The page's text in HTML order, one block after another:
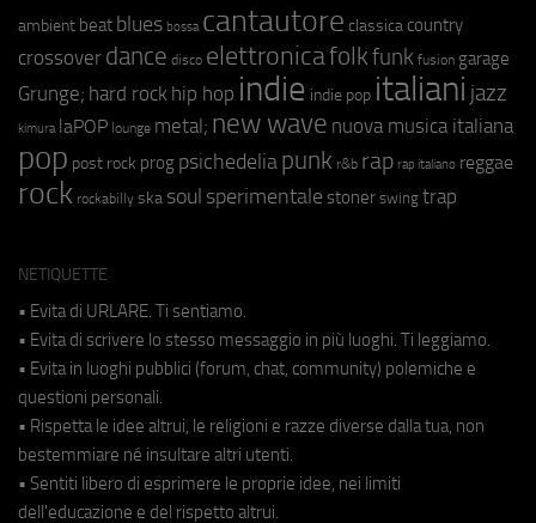
ambient beat blues bossa cantautore classica country
crossover dance disco elettronicafolkfunk fusion garage
Grunge; hard rock hip hop indie indie pop italiani jazz
kimura laPOP lounge metal; new wave nuova musica italiana
pop post rock prog psichedeliapunk r&b rap rap italiano reggae
rock rockabilly ska soul sperimentale stoner swing trap
NETIQUETTE
• Evita di URLARE. Ti sentiamo.
• Evita di scrivere lo stesso messaggio in più luoghi. Ti leggiamo.
• Evita in luoghi pubblici (forum, chat, community) polemiche e
questioni personali.
• Rispetta le idee altrui, le religioni e razze diverse dalla tua, non
bestemmiare né insultare altri utenti.
• Sentiti libero di esprimere le proprie idee, nei limiti
dell'educazione e del rispetto altrui.